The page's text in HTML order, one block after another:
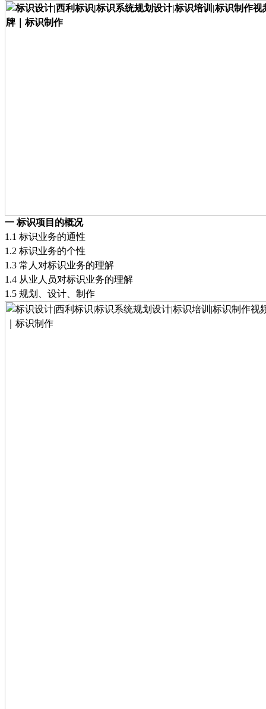
一 标识项目的概况
1.1 标识业务的通性
1.2 标识业务的个性
1.3 常人对标识业务的理解
1.4 从业人员对标识业务的理解
1.5 规划、设计、制作